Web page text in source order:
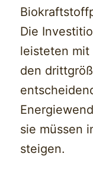
Die
leisteten mit
den
sie müssen
steigen.